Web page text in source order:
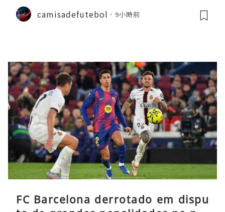
camisadefutebol 9小時前
FC Barcelona derrotado em dispu